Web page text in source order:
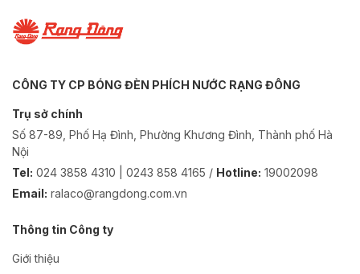
CÔNG TY CP BÓNG ĐÈN PHÍCH NƯỚC RẠNG ĐÔNG
Trụ sở chính
Số 87-89, Phố Hạ Đình, Phường Khương Đình, Thành phố Hà
Nội
Tel: 024 3858 4310 | 0243 858 4165 / Hotline: 19002098
Email: ralaco@rangdong.com.vn
Thông tin Công ty
Giới thiệu